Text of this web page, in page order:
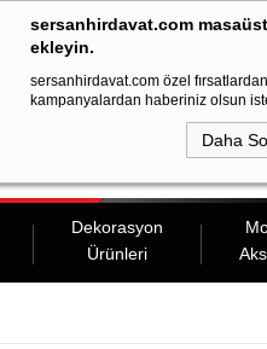
sersanhirdavat.com
ekleyin.
sersanhirdavat.com özel
kampanyalardan haberiniz olsun
Daha
Dekorasyon
Ürünleri